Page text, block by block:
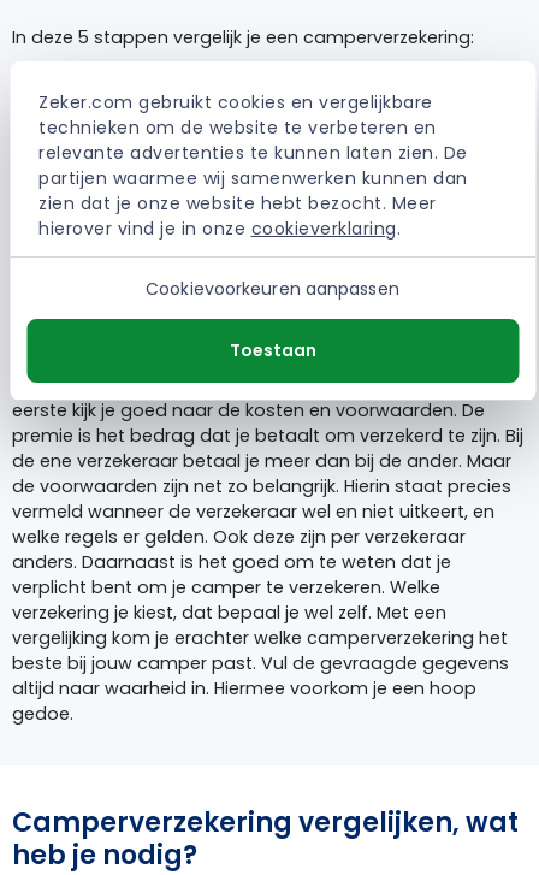
Zeker.com gebruikt cookies en vergelijkbare
technieken om de website te verbeteren en
relevante advertenties te kunnen laten zien. De
partijen waarmee wij samenwerken kunnen dan
zien dat je onze website hebt bezocht. Meer
hierover vind je in onze cookieverklaring.
Cookievoorkeuren aanpassen
Toestaan
In deze 5 stappen vergelijk je een camperverzekering:
Vul alle gegevens in
Kies welke dekking je wilt
Vergelijk op basis van premie en voorwaarden
Bepaal wat de beste camperverzekering is voor jou
Een camperverzekering vergelijken,
waar let je op?
Tijdens het vergelijken van een verzekering voor je camper
is het van belang om op een aantal zaken te letten. Als
eerste kijk je goed naar de kosten en voorwaarden. De
premie is het bedrag dat je betaalt om verzekerd te zijn. Bij
de ene verzekeraar betaal je meer dan bij de ander. Maar
de voorwaarden zijn net zo belangrijk. Hierin staat precies
vermeld wanneer de verzekeraar wel en niet uitkeert, en
welke regels er gelden. Ook deze zijn per verzekeraar
anders. Daarnaast is het goed om te weten dat je
verplicht bent om je camper te verzekeren. Welke
verzekering je kiest, dat bepaal je wel zelf. Met een
vergelijking kom je erachter welke camperverzekering het
beste bij jouw camper past. Vul de gevraagde gegevens
altijd naar waarheid in. Hiermee voorkom je een hoop
gedoe.
Camperverzekering vergelijken, wat
heb je nodig?